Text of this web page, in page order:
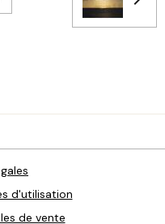
d'utilisation
de vente